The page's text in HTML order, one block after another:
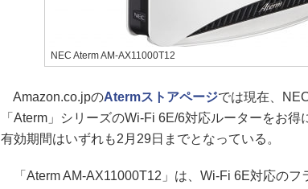
NEC Aterm AM-AX11000T12
Amazon.co.jpのAtermストアページでは現在、
「Aterm」シリーズのWi-Fi 6E/6対応ルーターをお得
有効期間はいずれも2月29日までとなっている。
「Aterm AM-AX11000T12」は、Wi-Fi 6E対応のフ